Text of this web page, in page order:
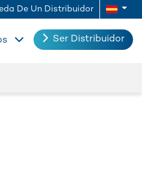
De Un Distribuidor
Ser Distribuidor